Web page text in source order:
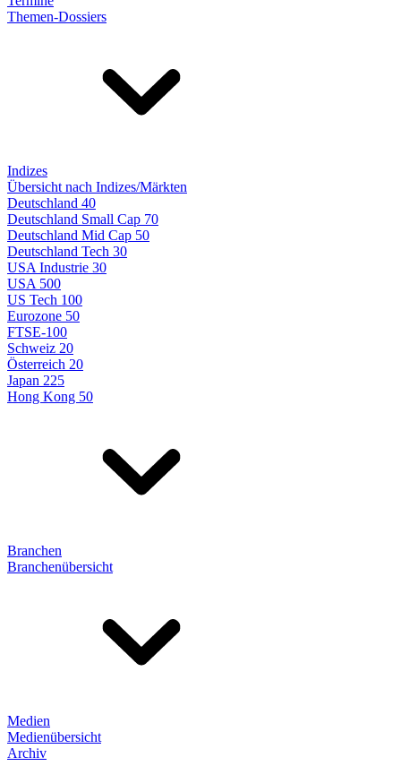
Themen-Dossiers
Indizes
Übersicht nach Indizes/Märkten
Deutschland 40
Deutschland Small Cap 70
Deutschland Mid Cap 50
Deutschland Tech 30
USA Industrie 30
USA 500
US Tech 100
Eurozone 50
FTSE-100
Schweiz 20
Österreich 20
Japan 225
Hong Kong 50
Branchen
Branchenübersicht
Medien
Medienübersicht
Archiv